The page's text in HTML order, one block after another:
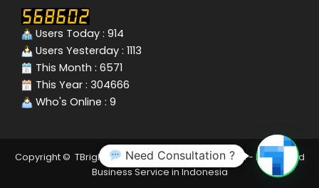
Users Today : 914
Users Yesterday : 1113
This Month : 6571
This Year : 304666
Who's Online : 9
Copyright © TBrights - Tax Consultant In Indonesia - Integrated
Business Service in Indonesia
Need Consultation ?